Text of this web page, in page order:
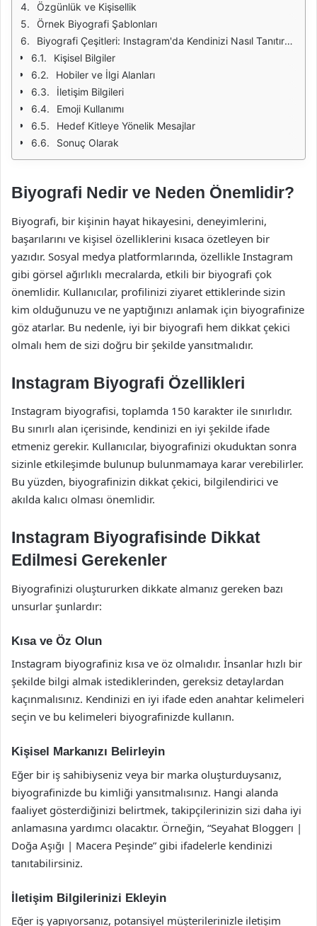
Özgünlük ve Kişisellik
Örnek Biyografi Şablonları
Biyografi Çeşitleri: Instagram'da Kendinizi Nasıl Tanıtırsınız?
Kişisel Bilgiler
Hobiler ve İlgi Alanları
İletişim Bilgileri
Emoji Kullanımı
Hedef Kitleye Yönelik Mesajlar
Sonuç Olarak
Biyografi Nedir ve Neden Önemlidir?
Biyografi, bir kişinin hayat hikayesini, deneyimlerini,
başarılarını ve kişisel özelliklerini kısaca özetleyen bir
yazıdır. Sosyal medya platformlarında, özellikle Instagram
gibi görsel ağırlıklı mecralarda, etkili bir biyografi çok
önemlidir. Kullanıcılar, profilinizi ziyaret ettiklerinde sizin
kim olduğunuzu ve ne yaptığınızı anlamak için biyografinize
göz atarlar. Bu nedenle, iyi bir biyografi hem dikkat çekici
olmalı hem de sizi doğru bir şekilde yansıtmalıdır.
Instagram Biyografi Özellikleri
Instagram biyografisi, toplamda 150 karakter ile sınırlıdır.
Bu sınırlı alan içerisinde, kendinizi en iyi şekilde ifade
etmeniz gerekir. Kullanıcılar, biyografinizi okuduktan sonra
sizinle etkileşimde bulunup bulunmamaya karar verebilirler.
Bu yüzden, biyografinizin dikkat çekici, bilgilendirici ve
akılda kalıcı olması önemlidir.
Instagram Biyografisinde Dikkat
Edilmesi Gerekenler
Biyografinizi oluştururken dikkate almanız gereken bazı
unsurlar şunlardır:
Kısa ve Öz Olun
Instagram biyografiniz kısa ve öz olmalıdır. İnsanlar hızlı bir
şekilde bilgi almak istediklerinden, gereksiz detaylardan
kaçınmalısınız. Kendinizi en iyi ifade eden anahtar kelimeleri
seçin ve bu kelimeleri biyografinizde kullanın.
Kişisel Markanızı Belirleyin
Eğer bir iş sahibiyseniz veya bir marka oluşturduysanız,
biyografinizde bu kimliği yansıtmalısınız. Hangi alanda
faaliyet gösterdiğinizi belirtmek, takipçilerinizin sizi daha iyi
anlamasına yardımcı olacaktır. Örneğin, “Seyahat Bloggerı |
Doğa Aşığı | Macera Peşinde” gibi ifadelerle kendinizi
tanıtabilirsiniz.
İletişim Bilgilerinizi Ekleyin
Eğer iş yapıyorsanız, potansiyel müşterilerinizle iletişim